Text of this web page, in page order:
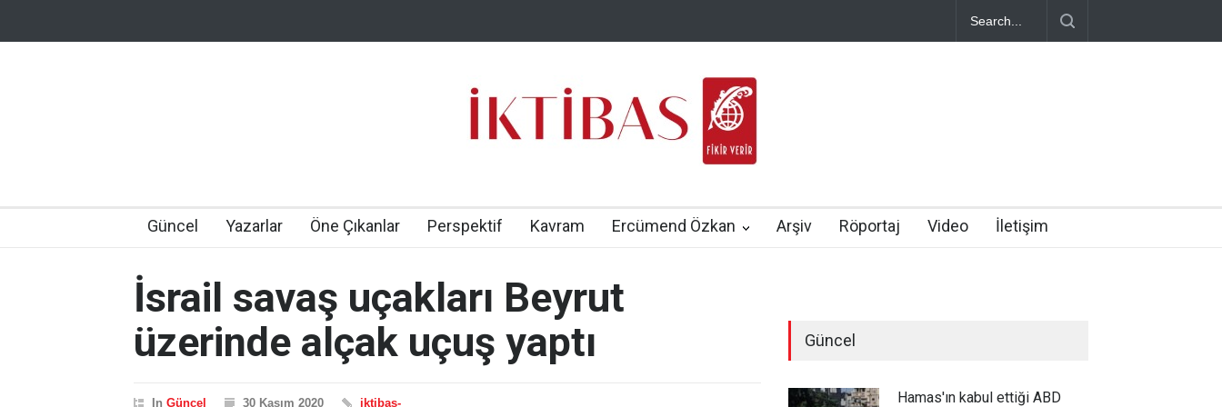
Güncel Yazarlar Öne Çıkanlar Perspektif Kavram Ercümend Özkan Arşiv Röportaj Video İletişim
İsrail savaş uçakları Beyrut
üzerinde alçak uçuş yaptı
In Güncel 30 Kasım 2020 iktibas-
Güncel
Hamas'ın kabul ettiği ABD